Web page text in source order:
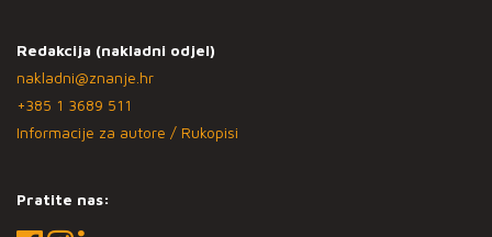
Redakcija (nakladni odjel)
nakladni@znanje.hr
+385 1 3689 511
Informacije za autore / Rukopisi
Pratite nas: